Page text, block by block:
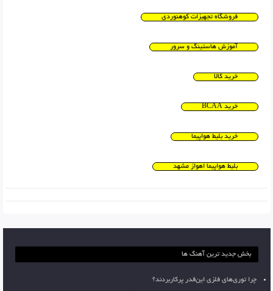
فروشگاه تجهیزات کوهنوردی
آموزش هاستینگ و سرور
خرید کالا
خرید BCAA
خرید بلیط هواپیما
بلیط هواپیما اهواز مشهد
بخش جدید ترین آهنگ ها
چرا توری‌های فلزی این‌قدر پرکاربردند؟